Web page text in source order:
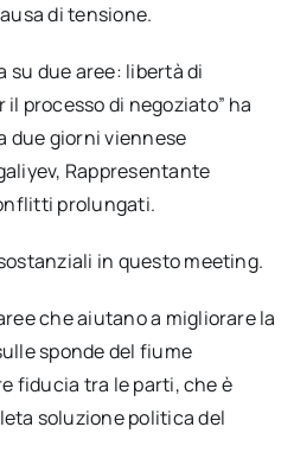
di tensione.
su due aree: libertà di
processo di negoziato” ha
due giorni viennese
Rappresentante
prolungati.
in questo meeting.
che aiutano a migliorare la
sponde del fiume
fiducia tra le parti, che è
soluzione politica del